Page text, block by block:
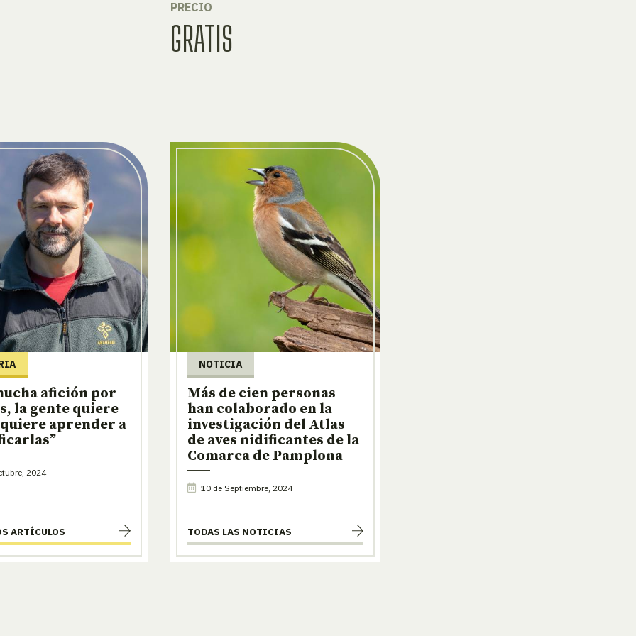
PRECIO
GRATIS
afición por
la gente quiere
aprender a
2024
ARTÍCULOS
NOTICIA
Más de cien personas
han colaborado en la
investigación del Atlas
de aves nidificantes de la
Comarca de Pamplona
10 de Septiembre, 2024
TODAS LAS NOTICIAS